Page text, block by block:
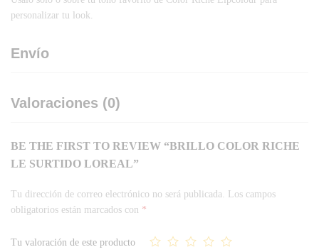
personalizar tu look.
Envío
Valoraciones (0)
BE THE FIRST TO REVIEW “BRILLO COLOR RICHE
LE SURTIDO LOREAL”
Tu dirección de correo electrónico no será publicada.
Los campos
obligatorios están marcados con *
Tu valoración de este producto